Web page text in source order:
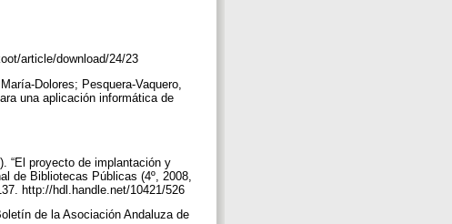
article/download/24/23
Dolores; Pesquera-Vaquero,
una aplicación informática de
“El proyecto de implantación y
de Bibliotecas Públicas (4º, 2008,
http://hdl.handle.net/10421/526
de la Asociación Andaluza de